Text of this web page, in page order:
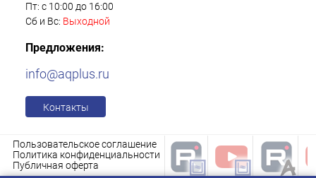
Пт: с 10:00 до 16:00
Сб и Вс: Выходной
Предложения:
info@aqplus.ru
Контакты
Пользовательское соглашение
Политика конфиденциальности
Публичная оферта